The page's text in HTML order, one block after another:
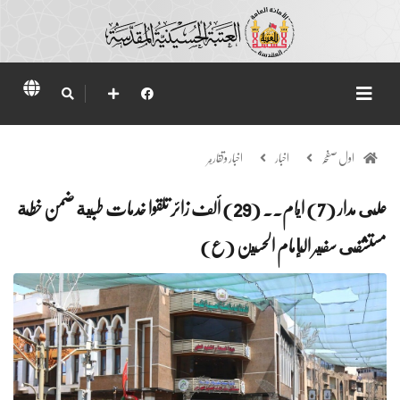
اول صفحہ اخبار اخبار وتقارير
على مدار (7) ايام.. (29) ألف زائر تلقوا خدمات طبية ضمن خطة
مستشفى سفير الإمام الحسين (ع)